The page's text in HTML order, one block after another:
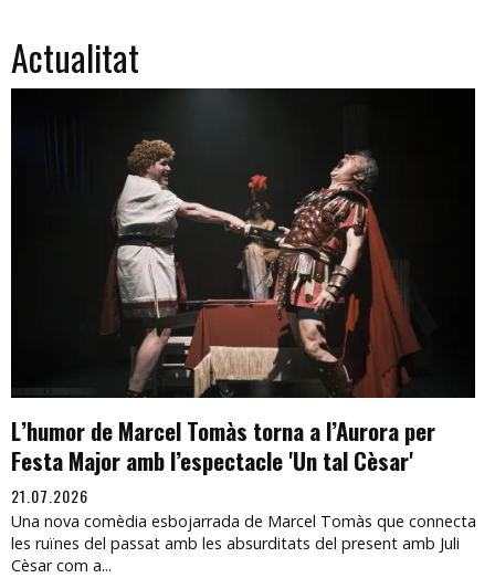
Actualitat
L’humor de Marcel Tomàs torna a l’Aurora per
Festa Major amb l’espectacle 'Un tal Cèsar'
21.07.2026
Una nova comèdia esbojarrada de Marcel Tomàs que connecta
les ruïnes del passat amb les absurditats del present amb Juli
Cèsar com a...